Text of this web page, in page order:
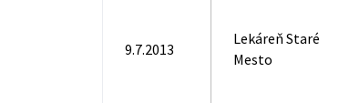
9.7.2013
Lekáreň Staré
Mesto